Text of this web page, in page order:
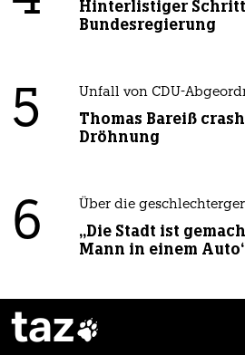
Hinterlistiger
Bundesregierung
5 Unfall von CDU-
Thomas Bareiß
Dröhnung
6 Über die
„Die Stadt ist
Mann in einem
taz